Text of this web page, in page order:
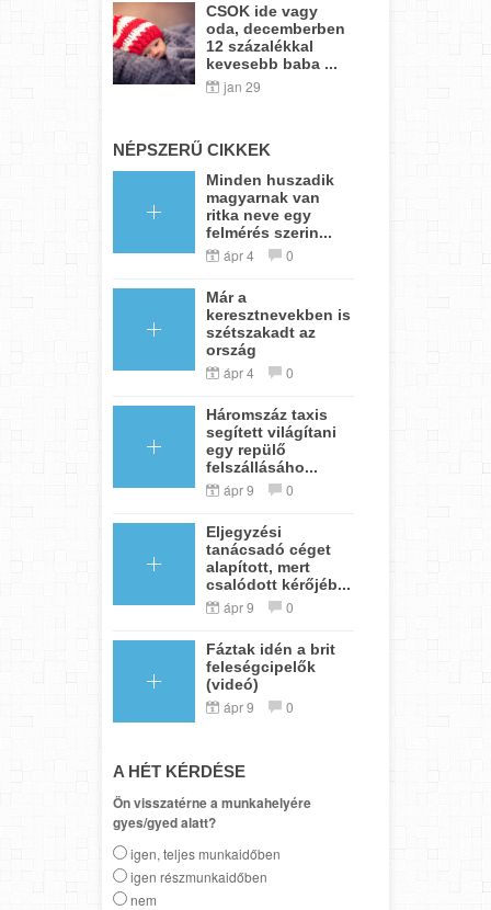
CSOK ide vagy
oda, decemberben
12 százalékkal
kevesebb baba ...
jan 29
NÉPSZERŰ CIKKEK
Minden huszadik
magyarnak van
ritka neve egy
felmérés szerin...
ápr 4 0
Már a
keresztnevekben is
szétszakadt az
ország
ápr 4 0
Háromszáz taxis
segített világítani
egy repülő
felszállásáho...
ápr 9 0
Eljegyzési
tanácsadó céget
alapított, mert
csalódott kérőjéb...
ápr 9 0
Fáztak idén a brit
feleségcipelők
(videó)
ápr 9 0
A HÉT KÉRDÉSE
Ön visszatérne a munkahelyére
gyes/gyed alatt?
igen, teljes munkaidőben
igen részmunkaidőben
nem